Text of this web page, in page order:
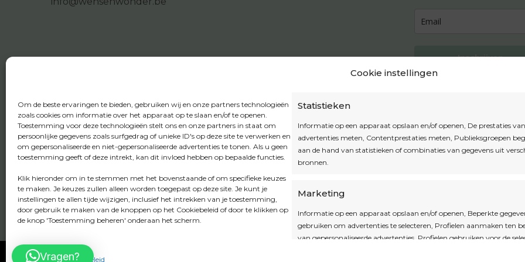
Cookie instellingen
Om de beste ervaringen te bieden, gebruiken wij en onze partners technologieën
zoals cookies om informatie over het apparaat op te slaan en/of te openen.
Toestemming voor deze technologieën stelt ons en onze partners in staat om
persoonlijke gegevens zoals surfgedrag of unieke ID's op deze site te verwerken en
om gepersonaliseerde en niet-gepersonaliseerde advertenties te tonen. Als u geen
toestemming geeft of deze intrekt, kan dit invloed hebben op bepaalde functies.
Klik hieronder om in te stemmen met het bovenstaande of om specifieke keuzes
te maken. Je keuzes zullen alleen worden toegepast op deze site. Je kunt je
instellingen te allen tijde wijzigen, inclusief het intrekken van je toestemming,
door gebruik te maken van de knoppen op het Cookiebeleid of door te klikken op
de knop 'Toestemming beheren' onderaan het scherm.
Statistieken
Informatie op een apparaat opslaan en/of openen, De prestaties van
advertenties meten, Contentprestaties meten, Publieksgroepen
aan de hand van statistieken of combinaties van gegevens uit
bronnen.
Marketing
Informatie op een apparaat opslaan en/of openen, Beperkte
gebruiken om advertenties te selecteren, Profielen aanmaken ten
van gepersonaliseerde advertenties, Profielen gebruiken voor de
CookiebeleidPrivacybeleid
Inschrijven
Algemene voorwaarden
Cookiebeleid
Vragen?